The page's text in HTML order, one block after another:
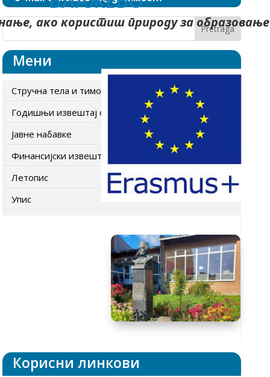
ако користиш природу за образовање
Мени
Стручна тела и тимови
Годишњи извештај о раду школе
Јавне набавке
Финансијски извештаји
Летопис
Упис
Заштита података о личности
Корисни линкови